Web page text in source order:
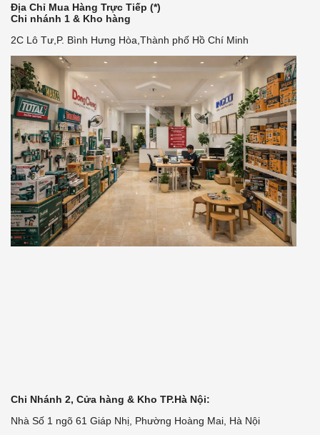
Địa Chỉ Mua Hàng Trực Tiếp (*)
Chi nhánh 1 & Kho hàng
2C Lô Tư,P. Bình Hưng Hòa,Thành phố Hồ Chí Minh
Chi Nhánh 2, Cửa hàng & Kho TP.Hà Nội:
Nhà Số 1 ngõ 61 Giáp Nhị, Phường Hoàng Mai, Hà Nội